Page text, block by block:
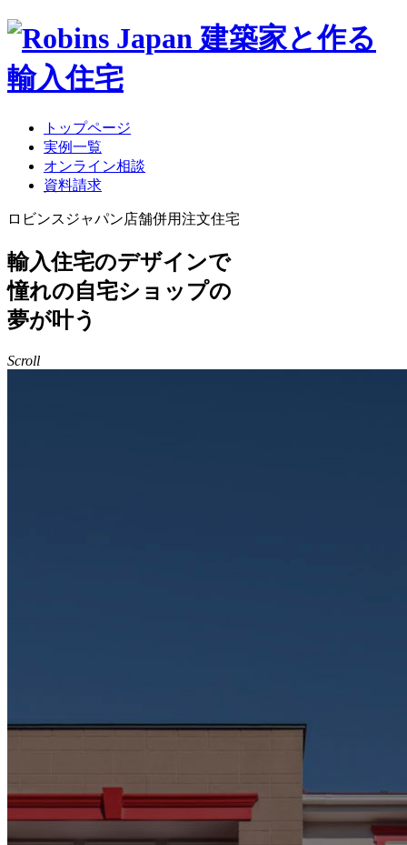
トップページ
実例一覧
オンライン相談
資料請求
ロビンスジャパン店舗併用注文住宅
輸入住宅のデザインで
憧れの自宅ショップの
夢が叶う
Scroll